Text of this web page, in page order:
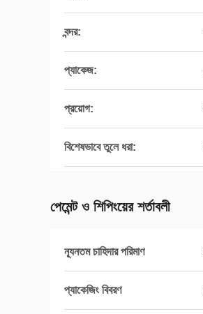
বন্দর:
প্যাকেজ:
প্রয়োগ:
বিশেষভাবে তুলে ধরা:
পেমেন্ট ও শিপিংয়ের শর্তাবলী
ন্যূনতম চাহিদার পরিমাণ
প্যাকেজিং বিবরণ